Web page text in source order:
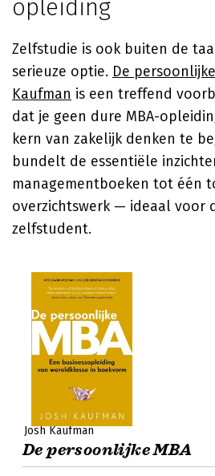
opleiding
Zelfstudie is ook buiten de
serieuze optie. De
Kaufman is een treffend
dat je geen dure MBA-
kern van zakelijk denken te
bundelt de essentiële
managementboeken tot één
overzichtswerk — ideaal voor
zelfstudent.
Josh Kaufman
De persoonlijke MBA